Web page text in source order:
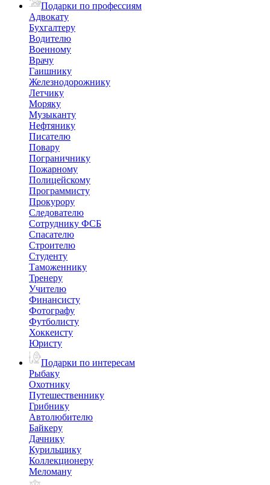
Подарки по профессиям
Адвокату
Бухгалтеру
Водителю
Военному
Врачу
Гаишнику
Железнодорожнику
Летчику
Моряку
Музыканту
Нефтянику
Писателю
Повару
Пограничнику
Пожарному
Полицейскому
Программисту
Прокурору
Следователю
Сотруднику ФСБ
Спасателю
Строителю
Студенту
Таможеннику
Тренеру
Учителю
Финансисту
Фотографу
Футболисту
Хоккеисту
Юристу
Подарки по интересам
Рыбаку
Охотнику
Путешественнику
Грибнику
Автолюбителю
Байкеру
Дачнику
Курильщику
Коллекционеру
Меломану